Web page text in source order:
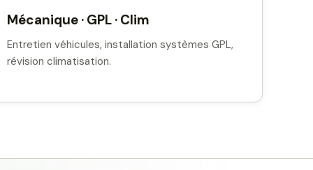
Mécanique · GPL · Clim
Entretien véhicules, installation systèmes GPL,
révision climatisation.